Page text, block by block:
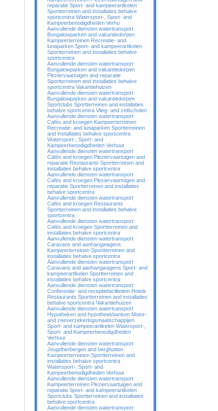
reparatie Sport- and kampeerartikelen
Sportterreinen and installaties behalve
sportcentra Watersport-, Sport- and
Kampeerbenodigdheden Verhu
Aanvullende diensten watertransport
Bungalowparken and vakantiedorpen
Kampeerterreinen Recreatie- and
lunaparken Sport- and kampeerartikelen
Sportterreinen and installaties behalve
sportcentra
Aanvullende diensten watertransport
Bungalowparken and vakantiedorpen
Pleziervaartuigen and reparatie
Sportterreinen and installaties behalve
sportcentra Vakantiehuizen
Aanvullende diensten watertransport
Bungalowparken and vakantiedorpen
Sportclubs Sportterreinen and installaties
behalve sportcentra Vlieg- and zeilscholen
Aanvullende diensten watertransport
Cafés and kroegen Kampeerterreinen
Recreatie- and lunaparken Sportterreinen
and installaties behalve sportcentra
Watersport-, Sport- and
Kampeerbenodigdheden Verhuur
Aanvullende diensten watertransport
Cafés and kroegen Pleziervaartuigen and
reparatie Restaurants Sportterreinen and
installaties behalve sportcentra
Aanvullende diensten watertransport
Cafés and kroegen Pleziervaartuigen and
reparatie Sportterreinen and installaties
behalve sportcentra
Aanvullende diensten watertransport
Cafés and kroegen Restaurants
Sportterreinen and installaties behalve
sportcentra
Aanvullende diensten watertransport
Cafés and kroegen Sportterreinen and
installaties behalve sportcentra
Aanvullende diensten watertransport
Caravans and aanhangwagens
Kampeerterreinen Sportterreinen and
installaties behalve sportcentra
Aanvullende diensten watertransport
Caravans and aanhangwagens Sport- and
kampeerartikelen Sportterreinen and
installaties behalve sportcentra
Aanvullende diensten watertransport
Conferentie- and receptiefaciliteiten Hotels
Restaurants Sportterreinen and installaties
behalve sportcentra Vakantiehuizen
Aanvullende diensten watertransport
Hypotheken and hypotheekbanken Motor-
and zeeverzekeringsmaatschappijen
Sport- and kampeerartikelen Watersport-,
Sport- and Kampeerbenodigdheden
Verhuur
Aanvullende diensten watertransport
Jeugdherbergen and berghutten
Kampeerterreinen Sportterreinen and
installaties behalve sportcentra
Watersport-, Sport- and
Kampeerbenodigdheden Verhuur
Aanvullende diensten watertransport
Kampeerterreinen Pleziervaartuigen and
reparatie Sport- and kampeerartikelen
Sportclubs Sportterreinen and installaties
behalve sportcentra
Aanvullende diensten watertransport